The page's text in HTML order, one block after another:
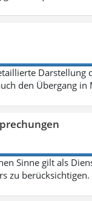
den Übergang in
Sinne gilt als
zu berücksichtigen.